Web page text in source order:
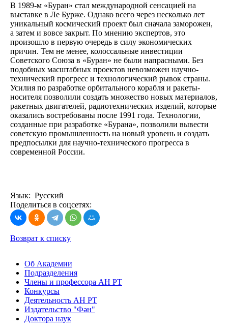
В 1989-м «Буран» стал международной сенсацией на
выставке в Ле Бурже. Однако всего через несколько лет
уникальный космический проект был сначала заморожен,
а затем и вовсе закрыт. По мнению экспертов, это
произошло в первую очередь в силу экономических
причин. Тем не менее, колоссальные инвестиции
Советского Союза в «Буран» не были напрасными. Без
подобных масштабных проектов невозможен научно-
технический прогресс и технологический рывок страны.
Усилия по разработке орбитального корабля и ракеты-
носителя позволили создать множество новых материалов,
ракетных двигателей, радиотехнических изделий, которые
оказались востребованы после 1991 года. Технологии,
созданные при разработке «Бурана», позволили вывести
советскую промышленность на новый уровень и создать
предпосылки для научно-технического прогресса в
современной России.
Язык: Русский
Поделиться в соцсетях:
Возврат к списку
Об Академии
Подразделения
Члены и профессора АН РТ
Конкурсы
Деятельность АН РТ
Издательство "Фән"
Доктора наук